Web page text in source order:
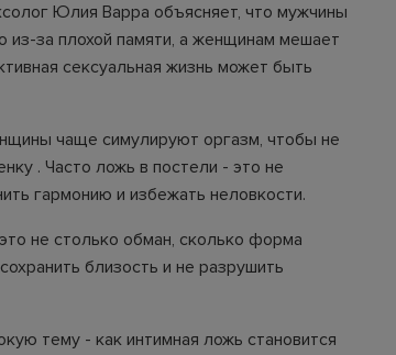
Юлия Варра объясняет, что мужчины
из-за плохой памяти, а женщинам мешает
сексуальная жизнь может быть
чаще симулируют оргазм, чтобы не
. Часто ложь в постели - это не
гармонию и избежать неловкости.
не столько обман, сколько форма
близость и не разрушить
тему - как интимная ложь становится